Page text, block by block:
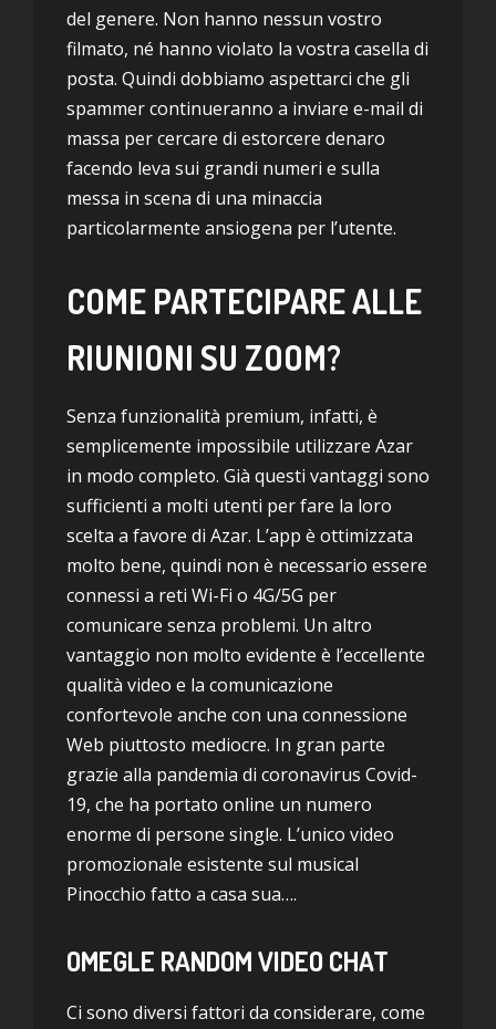
del genere. Non hanno nessun vostro
filmato, né hanno violato la vostra casella di
posta. Quindi dobbiamo aspettarci che gli
spammer continueranno a inviare e-mail di
massa per cercare di estorcere denaro
facendo leva sui grandi numeri e sulla
messa in scena di una minaccia
particolarmente ansiogena per l’utente.
COME PARTECIPARE ALLE
RIUNIONI SU ZOOM?
Senza funzionalità premium, infatti, è
semplicemente impossibile utilizzare Azar
in modo completo. Già questi vantaggi sono
sufficienti a molti utenti per fare la loro
scelta a favore di Azar. L’app è ottimizzata
molto bene, quindi non è necessario essere
connessi a reti Wi-Fi o 4G/5G per
comunicare senza problemi. Un altro
vantaggio non molto evidente è l’eccellente
qualità video e la comunicazione
confortevole anche con una connessione
Web piuttosto mediocre. In gran parte
grazie alla pandemia di coronavirus Covid-
19, che ha portato online un numero
enorme di persone single. L’unico video
promozionale esistente sul musical
Pinocchio fatto a casa sua….
OMEGLE RANDOM VIDEO CHAT
Ci sono diversi fattori da considerare, come